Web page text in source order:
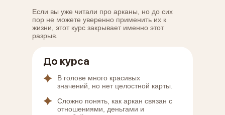
Если вы уже читали про арканы, но до сих
пор не можете уверенно применить их к
жизни, этот курс закрывает именно этот
разрыв.
До курса
В голове много красивых
значений, но нет целостной карты.
Сложно понять, как аркан связан с
отношениями, деньгами и